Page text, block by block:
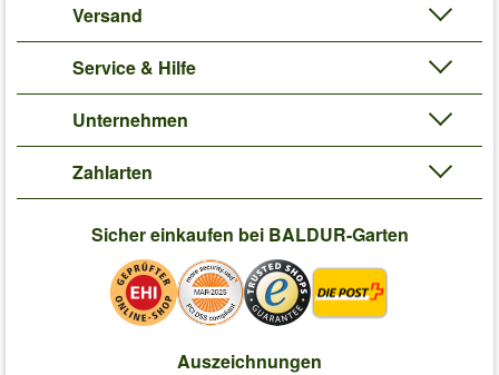
Versand
Service & Hilfe
Unternehmen
Zahlarten
Sicher einkaufen bei BALDUR-Garten
Auszeichnungen